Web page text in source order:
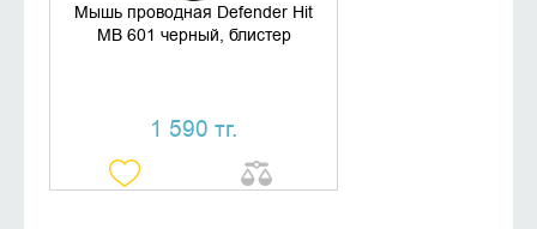
Мышь проводная Defender Hit
MB 601 черный, блистер
1 590 тг.